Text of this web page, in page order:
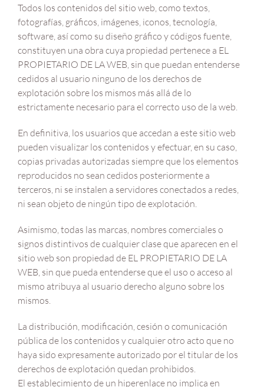
Todos los contenidos del sitio web, como textos,
fotografías, gráficos, imágenes, iconos, tecnología,
software, así como su diseño gráfico y códigos fuente,
constituyen una obra cuya propiedad pertenece a EL
PROPIETARIO DE LA WEB, sin que puedan entenderse
cedidos al usuario ninguno de los derechos de
explotación sobre los mismos más allá de lo
estrictamente necesario para el correcto uso de la web.
En definitiva, los usuarios que accedan a este sitio web
pueden visualizar los contenidos y efectuar, en su caso,
copias privadas autorizadas siempre que los elementos
reproducidos no sean cedidos posteriormente a
terceros, ni se instalen a servidores conectados a redes,
ni sean objeto de ningún tipo de explotación.
Asimismo, todas las marcas, nombres comerciales o
signos distintivos de cualquier clase que aparecen en el
sitio web son propiedad de EL PROPIETARIO DE LA
WEB, sin que pueda entenderse que el uso o acceso al
mismo atribuya al usuario derecho alguno sobre los
mismos.
La distribución, modificación, cesión o comunicación
pública de los contenidos y cualquier otro acto que no
haya sido expresamente autorizado por el titular de los
derechos de explotación quedan prohibidos.
El establecimiento de un hiperenlace no implica en